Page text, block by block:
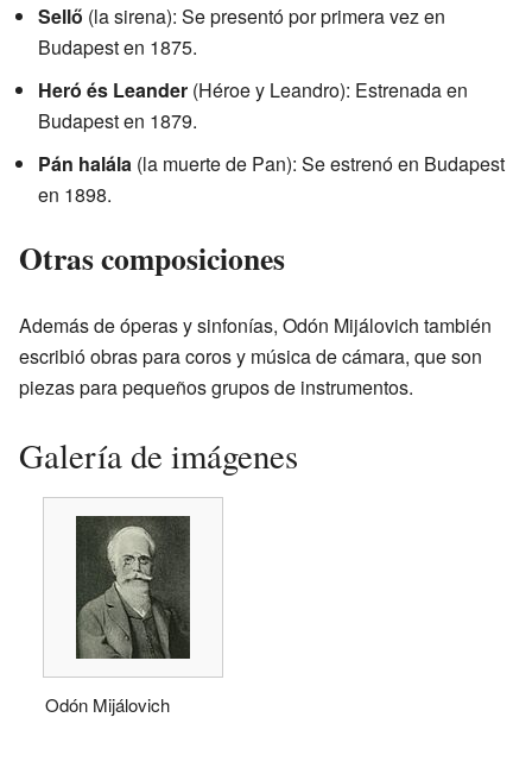
Sellő (la sirena): Se presentó por primera vez en
Budapest en 1875.
Heró és Leander (Héroe y Leandro): Estrenada en
Budapest en 1879.
Pán halála (la muerte de Pan): Se estrenó en Budapest
en 1898.
Otras composiciones
Además de óperas y sinfonías, Odón Mijálovich también
escribió obras para coros y música de cámara, que son
piezas para pequeños grupos de instrumentos.
Galería de imágenes
Odón Mijálovich